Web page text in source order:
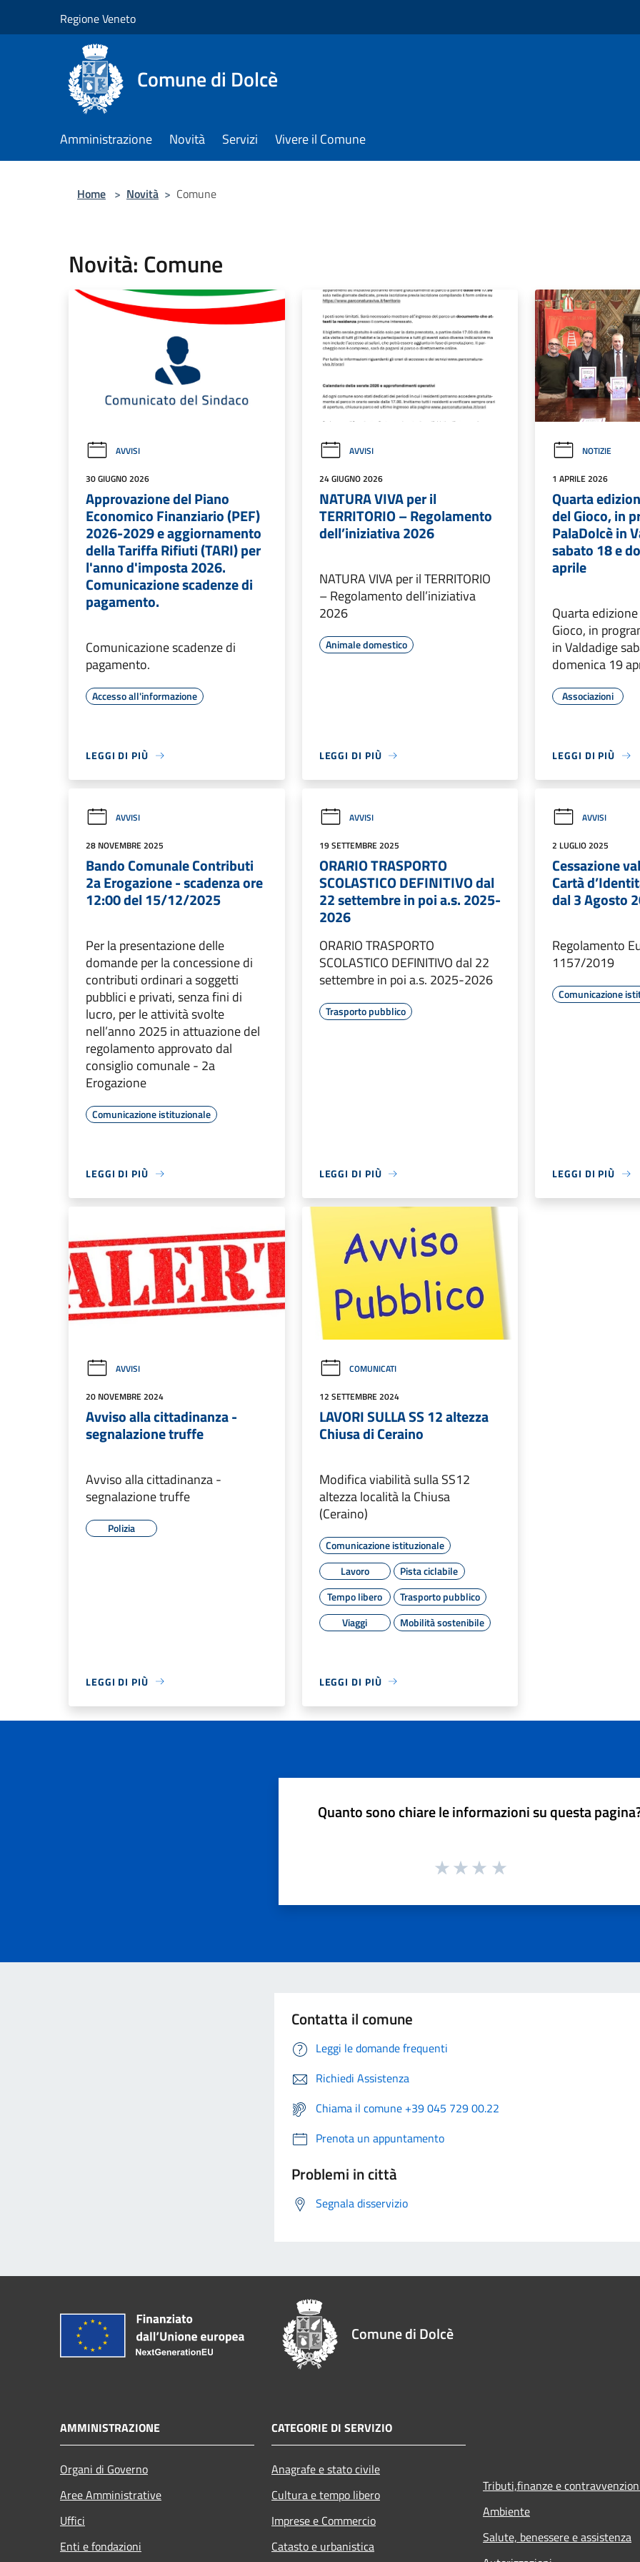
Regione Veneto
Comune di Dolcè
Amministrazione Novità Servizi Vivere il Comune
Home > Novità > Comune
Novità: Comune
AVVISI
30 GIUGNO 2026
Approvazione del Piano
Economico Finanziario (PEF)
2026-2029 e aggiornamento
della Tariffa Rifiuti (TARI) per
l'anno d'imposta 2026.
Comunicazione scadenze di
pagamento.
Comunicazione scadenze di
pagamento.
Accesso all'informazione
LEGGI DI PIÙ
AVVISI
24 GIUGNO 2026
NATURA VIVA per il
TERRITORIO – Regolamento
dell’iniziativa 2026
NATURA VIVA per il TERRITORIO
– Regolamento dell’iniziativa
2026
Animale domestico
LEGGI DI PIÙ
NOTIZIE
1 APRILE 2026
Quarta
del Gioco, in
PalaDolcè in
sabato 18 e
aprile
Quarta
Gioco, in
in Valdadige
domenica 19
Associazioni
LEGGI DI PIÙ
AVVISI
28 NOVEMBRE 2025
Bando Comunale Contributi
2a Erogazione - scadenza ore
12:00 del 15/12/2025
Per la presentazione delle
domande per la concessione di
contributi ordinari a soggetti
pubblici e privati, senza fini di
lucro, per le attività svolte
nell’anno 2025 in attuazione del
regolamento approvato dal
consiglio comunale - 2a
Erogazione
Comunicazione istituzionale
LEGGI DI PIÙ
AVVISI
19 SETTEMBRE 2025
ORARIO TRASPORTO
SCOLASTICO DEFINITIVO dal
22 settembre in poi a.s. 2025-
2026
ORARIO TRASPORTO
SCOLASTICO DEFINITIVO dal 22
settembre in poi a.s. 2025-2026
Trasporto pubblico
LEGGI DI PIÙ
AVVISI
2 LUGLIO 2025
Cessazione
Cartà
dal 3 Agosto
Regolamento
1157/2019
Comunicazione
LEGGI DI PIÙ
AVVISI
20 NOVEMBRE 2024
Avviso alla cittadinanza -
segnalazione truffe
Avviso alla cittadinanza -
segnalazione truffe
Polizia
LEGGI DI PIÙ
COMUNICATI
12 SETTEMBRE 2024
LAVORI SULLA SS 12 altezza
Chiusa di Ceraino
Modifica viabilità sulla SS12
altezza località la Chiusa
(Ceraino)
Comunicazione istituzionale
Lavoro
Pista ciclabile
Tempo libero
Trasporto pubblico
Viaggi
Mobilità sostenibile
LEGGI DI PIÙ
Quanto sono chiare le informazioni su questa
Contatta il comune
Leggi le domande frequenti
Richiedi Assistenza
Chiama il comune +39 045 729 00.22
Prenota un appuntamento
Problemi in città
Segnala disservizio
Comune di Dolcè
AMMINISTRAZIONE
Organi di Governo
Aree Amministrative
Uffici
Enti e fondazioni
CATEGORIE DI SERVIZIO
Anagrafe e stato civile
Cultura e tempo libero
Imprese e Commercio
Catasto e urbanistica
Tributi,finanze e
Ambiente
Salute, benessere e assistenza